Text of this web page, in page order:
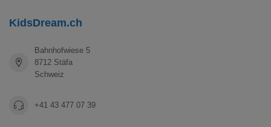
KidsDream.ch
Bahnhofwiese 5
8712 Stäfa
Schweiz
+41 43 477 07 39